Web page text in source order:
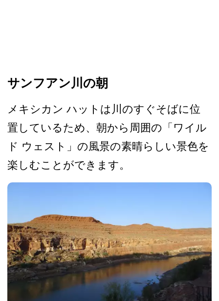
サンフアン川の朝
メキシカン ハットは川のすぐそばに位
置­しているため、朝から周囲の「ワイル
ド ウェスト」の風景の素晴らし­い景色を
楽しむことができます。